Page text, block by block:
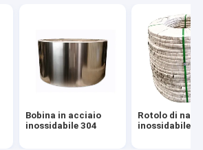
il tubo
inossidabile
inossidabile
acciaio inossidabile
Bobina in acciaio
inossidabile 304
Rotolo di
inossidabile